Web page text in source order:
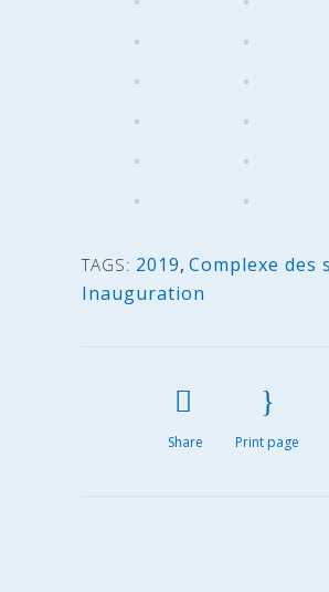
TAGS: 2019, Complexe des
Inauguration
Share Print page